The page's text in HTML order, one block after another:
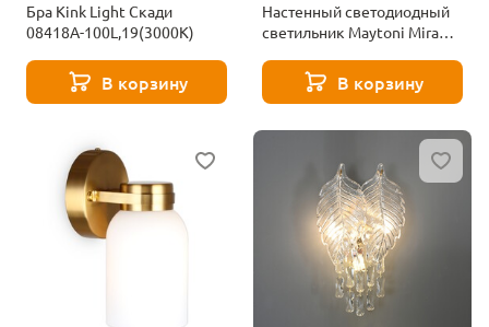
Бра Kink Light Скади
08418A-100L,19(3000K)
В корзину
Настенный светодиодный
светильник Maytoni Mira
В корзину